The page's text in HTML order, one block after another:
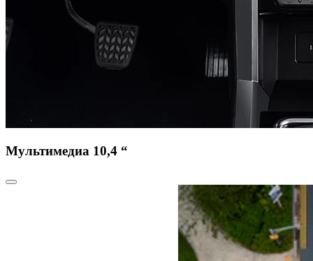
Мультимедиа 10,4 “